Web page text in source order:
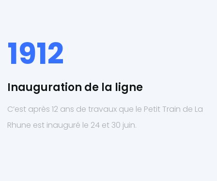
1912
Inauguration de la ligne
C’est après 12 ans de travaux que le Petit Train de La
Rhune est inauguré le 24 et 30 juin.